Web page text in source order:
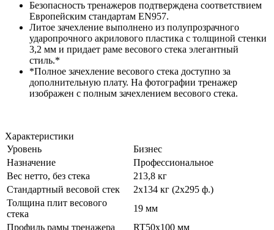
Безопасность тренажеров подтверждена соответствием
Европейским стандартам EN957.
Литое зачехление выполнено из полупрозрачного
ударопрочного акрилового пластика с толщиной стенки
3,2 мм и придает раме весового стека элегантный
стиль.*
*Полное зачехление весового стека доступно за
дополнительную плату. На фотографии тренажер
изображен с полным зачехлением весового стека.
Характеристики
Уровень
Бизнес
Назначение
Профессиональное
Вес нетто, без стека
213,8 кг
Стандартный весовой стек
2x134 кг (2x295 ф.)
Толщина плит весового
стека
19 мм
Профиль рамы тренажера
RT50x100 мм